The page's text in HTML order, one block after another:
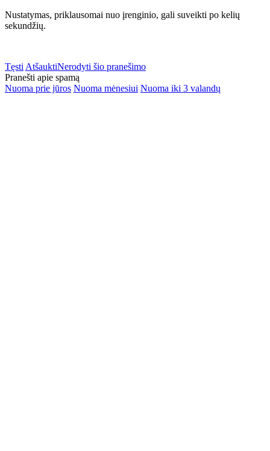
Nustatymas, priklausomai nuo įrenginio, gali suveikti po kelių
sekundžių.
Tęsti AtšauktiNerodyti šio pranešimo
Pranešti apie spamą
Nuoma prie jūros Nuoma mėnesiui Nuoma iki 3 valandų